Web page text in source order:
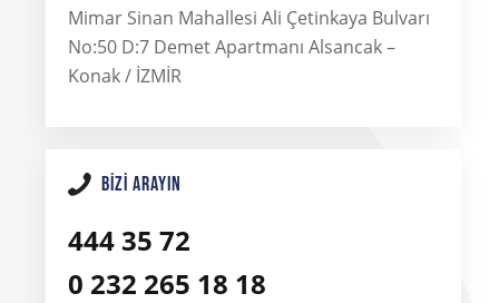
Mimar Sinan Mahallesi Ali Çetinkaya Bulvarı
No:50 D:7 Demet Apartmanı Alsancak –
Konak / İZMİR
BIZI ARAYIN
444 35 72
0 232 265 18 18